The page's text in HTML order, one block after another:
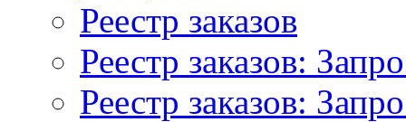
Реестр заказов
Реестр заказов:
Реестр заказов: